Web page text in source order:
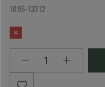
1095-13312